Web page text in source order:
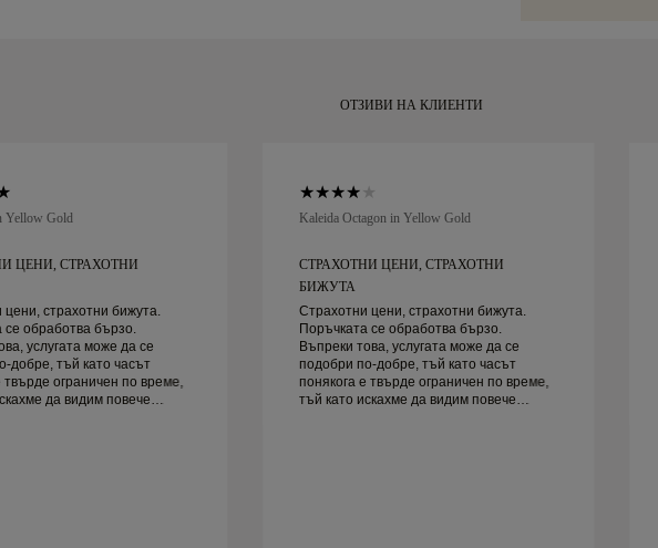
ОТЗИВИ НА КЛИЕНТИ
Yellow Gold
ЦЕНИ, СТРАХОТНИ
страхотни бижута.
се обработва бързо.
услугата може да се
добре, тъй като часът
твърде ограничен по време,
да видим повече
Kaleida Octagon in Yellow Gold
СТРАХОТНИ ЦЕНИ, СТРАХОТНИ
БИЖУТА
Страхотни цени, страхотни бижута.
Поръчката се обработва бързо.
Въпреки това, услугата може да се
подобри по-добре, тъй като часът
понякога е твърде ограничен по време,
тъй като искахме да видим повече